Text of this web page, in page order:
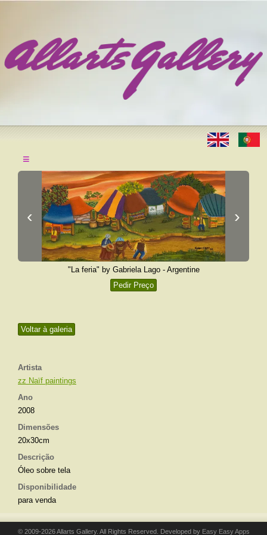
≡
Voltar à galeria
Artista
zz Naïf paintings
Ano
2008
Dimensões
20x30cm
Descrição
Óleo sobre tela
Disponibilidade
para venda
‹ ›
"La feria" by Gabriela Lago - Argentine
Pedir Preço
© 2009-2026 Allarts Gallery. All Rights Reserved. Developed by Easy Easy Apps